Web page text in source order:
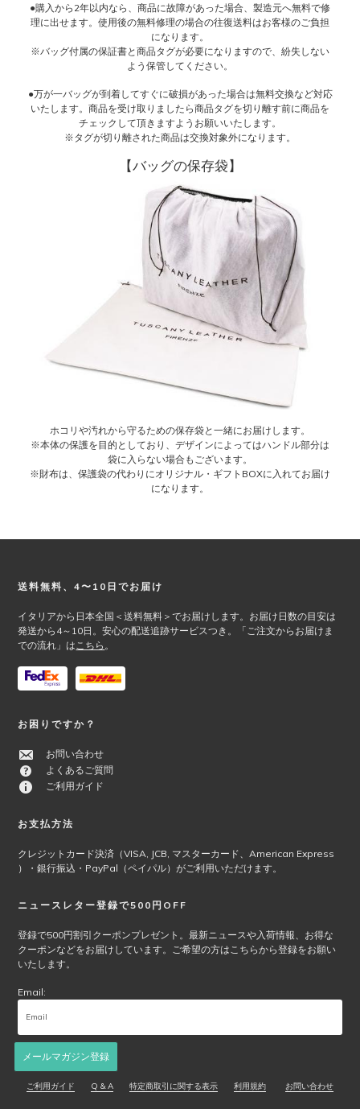
●購入から2年以内なら、商品に故障があった場合、製造元へ無料で修
理に出せます。使用後の無料修理の場合の往復送料はお客様のご負担
になります。
※バッグ付属の保証書と商品タグが必要になりますので、紛失しない
よう保管してください。
●万が一バッグが到着してすぐに破損があった場合は無料交換など対応
いたします。商品を受け取りましたら商品タグを切り離す前に商品を
チェックして頂きますようお願いいたします。
※タグが切り離された商品は交換対象外になります。
【バッグの保存袋】
ホコリや汚れから守るための保存袋と一緒にお届けします。
※本体の保護を目的としており、デザインによってはハンドル部分は
袋に入らない場合もございます。
※財布は、保護袋の代わりにオリジナル・ギフトBOXに入れてお届け
になります。
Footer
送料無料、4〜10日でお届け
イタリアから日本全国＜送料無料＞でお届けします。お届け日数の目安は
発送から4～10日。安心の配送追跡サービスつき。「ご注文からお届けま
での流れ」は こちら 。
お困りですか？
お問い合わせ
よくあるご質問
ご利用ガイド
お支払方法
クレジットカード決済（VISA, JCB, マスターカード、American Express
）・銀行振込・PayPal（ペイパル）がご利用いただけます。
ニュースレター登録で500円OFF
登録で500円割引クーポンプレゼント。最新ニュースや入荷情報、お得な
クーポンなどをお届けしています。ご希望の方はこちらから登録をお願い
いたします。
Email:
メールマガジン登録
ご利用ガイド Q & A 特定商取引に関する表示 利用規約 お問い合わせ